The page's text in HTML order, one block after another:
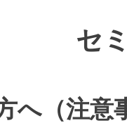
セ
へ（注意